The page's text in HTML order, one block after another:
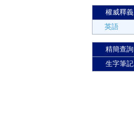
權威釋義
英語
精簡查詢
生字筆記